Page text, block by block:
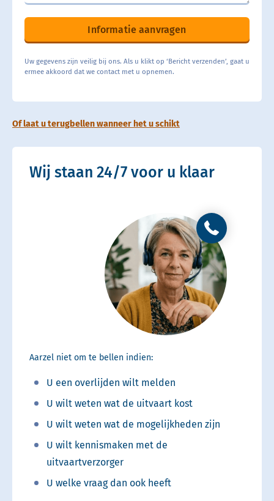
Informatie aanvragen
Uw gegevens zijn veilig bij ons. Als u klikt op ‘Bericht verzenden’, gaat u
ermee akkoord dat we contact met u opnemen.
Of laat u terugbellen wanneer het u schikt
Wij staan 24/7 voor u klaar
Aarzel niet om te bellen indien:
U een overlijden wilt melden
U wilt weten wat de uitvaart kost
U wilt weten wat de mogelijkheden zijn
U wilt kennismaken met de
uitvaartverzorger
U welke vraag dan ook heeft